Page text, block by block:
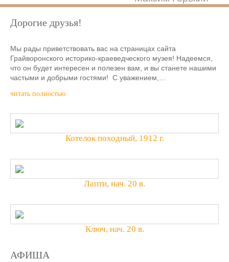
Дорогие друзья!
Мы рады приветствовать вас на страницах сайта
Грайворонского историко-краеведческого музея! Надеемся,
что он будет интересен и полезен вам, и вы станете нашими
частыми и добрыми гостями! С уважением,…
читать полностью
Котелок походный, 1912 г.
Лапти, нач. 20 в.
Ключ, нач. 20 в.
АФИША